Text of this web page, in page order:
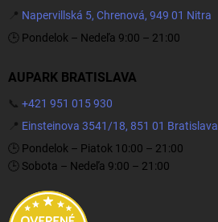
📍 Napervillská 5, Chrenová, 949 01 Nitra
🕒 Pondelok – Nedeľa 9:00 – 21:00
AUPARK BRATISLAVA
📞 +421 951 015 930
📍 Einsteinova 3541/18, 851 01 Bratislava
🕒 Pondelok – Piatok 10:00 – 21:00
🕒 Sobota – Nedeľa 9:00 – 21:00